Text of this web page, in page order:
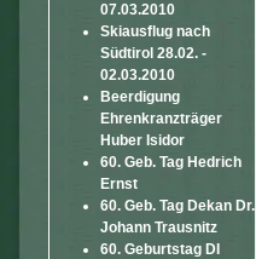
07.03.2010
Skiausflug nach
Südtirol 28.02. -
02.03.2010
Beerdigung
Ehrenkranzträger
Huber Isidor
60. Geb. Tag Hedrich
Ernst
60. Geb. Tag Dekan Dr.
Johann Trausnitz
60. Geburtstag DI